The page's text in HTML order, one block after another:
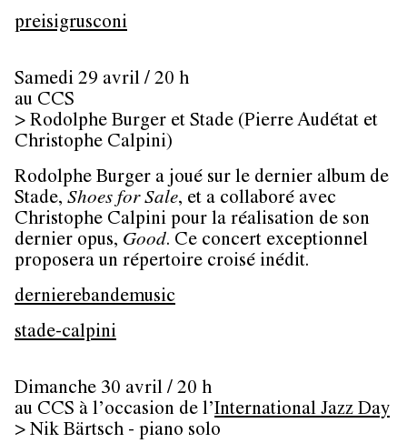
preisigrusconi
Samedi 29 avril / 20 h
au CCS
> Rodolphe Burger et Stade (Pierre Audétat et
Christophe Calpini)
Rodolphe Burger a joué sur le dernier album de
Stade, Shoes for Sale, et a collaboré avec
Christophe Calpini pour la réalisation de son
dernier opus, Good. Ce concert exceptionnel
proposera un répertoire croisé inédit.
dernierebandemusic
stade-calpini
Dimanche 30 avril / 20 h
au CCS à l’occasion de l’International Jazz Day
> Nik Bärtsch - piano solo